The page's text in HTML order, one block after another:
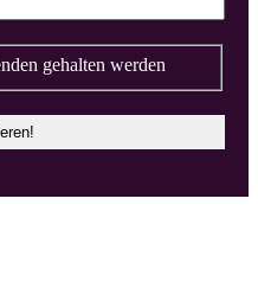
gehalten werden